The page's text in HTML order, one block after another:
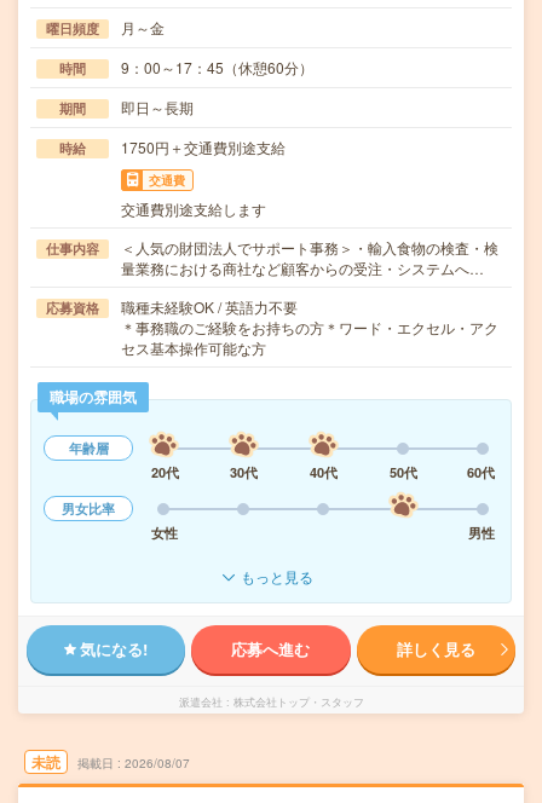
曜日頻度 月～金
時間 9：00～17：45（休憩60分）
期間 即日～長期
時給 1750円＋交通費別途支給
交通費
交通費別途支給します
仕事内容
＜人気の財団法人でサポート事務＞・輸入食物の検査・検
量業務における商社など顧客からの受注・システムへ…
応募資格
職種未経験OK / 英語力不要
＊事務職のご経験をお持ちの方＊ワード・エクセル・アク
セス基本操作可能な方
職場の雰囲気
年齢層
20代
30代 40代 50代
60代
男女比率
女性
男性
もっと見る
気になる! 応募へ進む 詳しく見る
派遣会社 株式会社トップ・スタッフ
未読 掲載日 2026/08/07